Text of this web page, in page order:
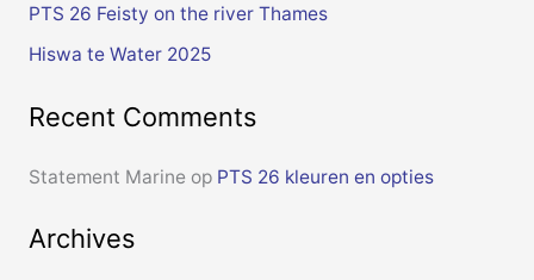
r
:
PTS 26 Feisty on the river Thames
Hiswa te Water 2025
Recent Comments
Statement Marine op PTS 26 kleuren en opties
Archives